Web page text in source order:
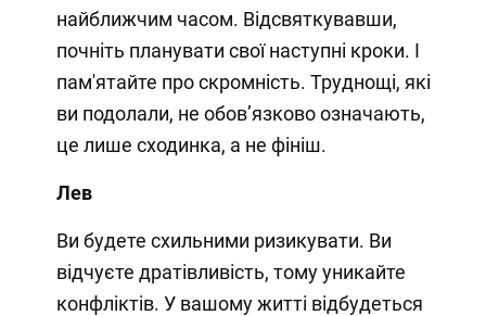
найближчим часом. Відсвяткувавши,
почніть планувати свої наступні кроки. І
пам'ятайте про скромність. Труднощі, які
ви подолали, не обов’язково означають,
це лише сходинка, а не фініш.
Лев
Ви будете схильними ризикувати. Ви
відчуєте дратівливість, тому уникайте
конфліктів. У вашому житті відбудеться